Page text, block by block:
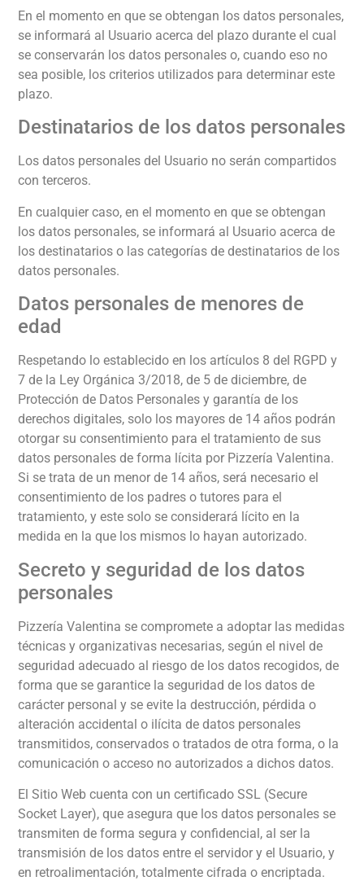
En el momento en que se obtengan los datos personales,
se informará al Usuario acerca del plazo durante el cual
se conservarán los datos personales o, cuando eso no
sea posible, los criterios utilizados para determinar este
plazo.
Destinatarios de los datos personales
Los datos personales del Usuario no serán compartidos
con terceros.
En cualquier caso, en el momento en que se obtengan
los datos personales, se informará al Usuario acerca de
los destinatarios o las categorías de destinatarios de los
datos personales.
Datos personales de menores de
edad
Respetando lo establecido en los artículos 8 del RGPD y
7 de la Ley Orgánica 3/2018, de 5 de diciembre, de
Protección de Datos Personales y garantía de los
derechos digitales, solo los mayores de 14 años podrán
otorgar su consentimiento para el tratamiento de sus
datos personales de forma lícita por Pizzería Valentina.
Si se trata de un menor de 14 años, será necesario el
consentimiento de los padres o tutores para el
tratamiento, y este solo se considerará lícito en la
medida en la que los mismos lo hayan autorizado.
Secreto y seguridad de los datos
personales
Pizzería Valentina se compromete a adoptar las medidas
técnicas y organizativas necesarias, según el nivel de
seguridad adecuado al riesgo de los datos recogidos, de
forma que se garantice la seguridad de los datos de
carácter personal y se evite la destrucción, pérdida o
alteración accidental o ilícita de datos personales
transmitidos, conservados o tratados de otra forma, o la
comunicación o acceso no autorizados a dichos datos.
El Sitio Web cuenta con un certificado SSL (Secure
Socket Layer), que asegura que los datos personales se
transmiten de forma segura y confidencial, al ser la
transmisión de los datos entre el servidor y el Usuario, y
en retroalimentación, totalmente cifrada o encriptada.